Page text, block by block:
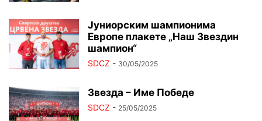
Јуниорским шампионима
Европе плакете „Наш Звездин
шампион“
SDCZ - 30/05/2025
Звезда – Име Победе
SDCZ - 25/05/2025